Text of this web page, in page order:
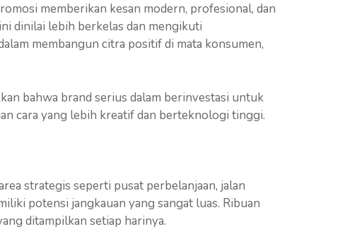
memberikan kesan modern, profesional, dan
dinilai lebih berkelas dan mengikuti
membangun citra positif di mata konsumen,
bahwa brand serius dalam berinvestasi untuk
cara yang lebih kreatif dan berteknologi tinggi.
strategis seperti pusat perbelanjaan, jalan
potensi jangkauan yang sangat luas. Ribuan
ditampilkan setiap harinya.